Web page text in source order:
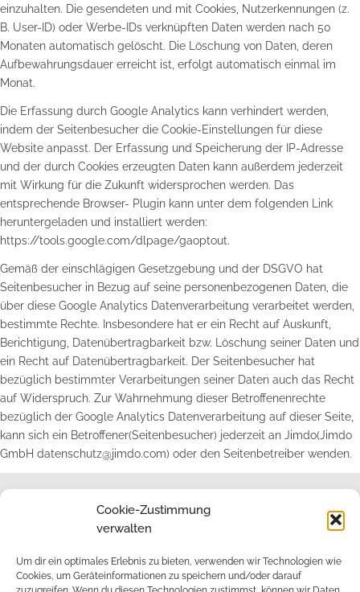
Cookie-Zustimmung
verwalten
Um dir ein optimales Erlebnis zu bieten, verwenden wir Technologien wie
Cookies, um Geräteinformationen zu speichern und/oder darauf
einzuhalten. Die gesendeten und mit Cookies, Nutzerkennungen (z.
B. User-ID) oder Werbe-IDs verknüpften Daten werden nach 50
Monaten automatisch gelöscht. Die Löschung von Daten, deren
Aufbewahrungsdauer erreicht ist, erfolgt automatisch einmal im
Monat.
Die Erfassung durch Google Analytics kann verhindert werden,
indem der Seitenbesucher die Cookie-Einstellungen für diese
Website anpasst. Der Erfassung und Speicherung der IP-Adresse
und der durch Cookies erzeugten Daten kann außerdem jederzeit
mit Wirkung für die Zukunft widersprochen werden. Das
entsprechende Browser- Plugin kann unter dem folgenden Link
heruntergeladen und installiert werden:
https://tools.google.com/dlpage/gaoptout.
Gemäß der einschlägigen Gesetzgebung und der DSGVO hat
Seitenbesucher in Bezug auf seine personenbezogenen Daten, die
über diese Google Analytics Datenverarbeitung verarbeitet werden,
bestimmte Rechte. Insbesondere hat er ein Recht auf Auskunft,
Berichtigung, Datenübertragbarkeit bzw. Löschung seiner Daten und
ein Recht auf Datenübertragbarkeit. Der Seitenbesucher hat
bezüglich bestimmter Verarbeitungen seiner Daten auch das Recht
auf Widerspruch. Zur Wahrnehmung dieser Betroffenenrechte
bezüglich der Google Analytics Datenverarbeitung auf dieser Seite,
kann sich ein Betroffener(Seitenbesucher) jederzeit an Jimdo(Jimdo
GmbH datenschutz@jimdo.com) oder den Seitenbetreiber wenden.